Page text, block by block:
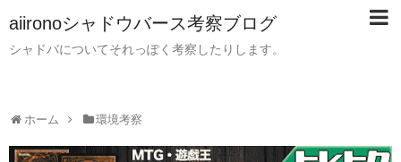
aiironoシャドウバース考察ブログ
シャドバについてそれっぽく考察したりします。
ホーム 環境考察